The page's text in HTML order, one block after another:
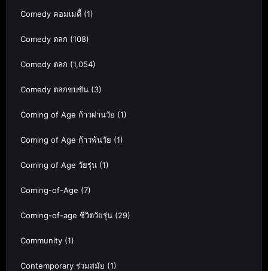
Comedy คอมเมดี้ (1)
Comedy ตลก (108)
Comedy ตลก (1,054)
Comedy ตลกขบขัน (3)
Coming of Age ก้าวผ่านวัย (1)
Coming of Age ก้าวพ้นวัย (1)
Coming of Age วัยรุ่น (1)
Coming-of-Age (7)
Coming-of-age ชีวิตวัยรุ่น (29)
Community (1)
Contemporary ร่วมสมัย (1)